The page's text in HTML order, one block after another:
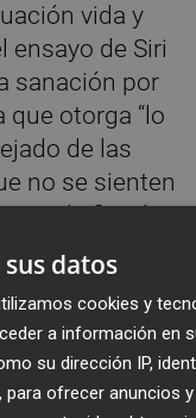
vida y
ensayo de Siri
sanación por
otorga “lo
de las
no se sienten
de ficción.
a través
incluso
donde
cómo ha
datos
cookies y
a información en
su dirección IP,
para ofrecer anuncios